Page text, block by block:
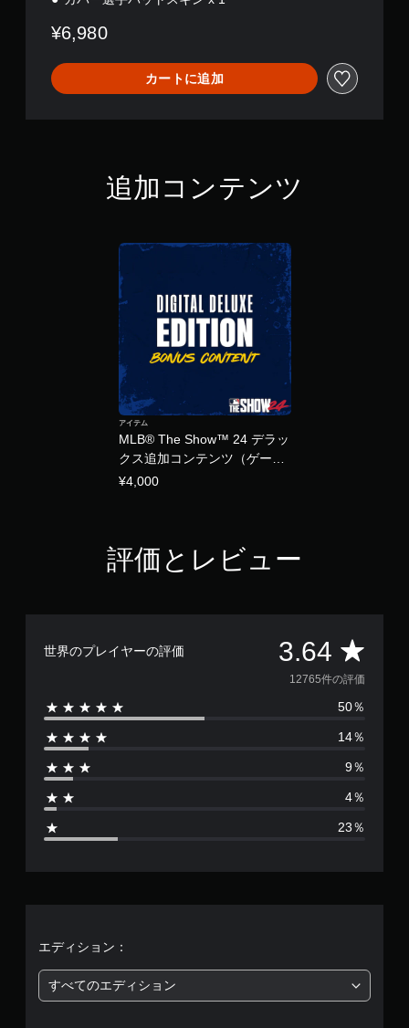
¥6,980
カートに追加
追加コンテンツ
MLB® The Show™ 24 デラッ
クス追加コンテンツ（ゲーム
本体は含まれていません）
アイテム
¥4,000
評価とレビュー
世界のプレイヤーの評価 3.64 評
価
数
は
2
平
12765件の評価
50％
14％
9％
4％
23％
エディション：
すべてのエディション